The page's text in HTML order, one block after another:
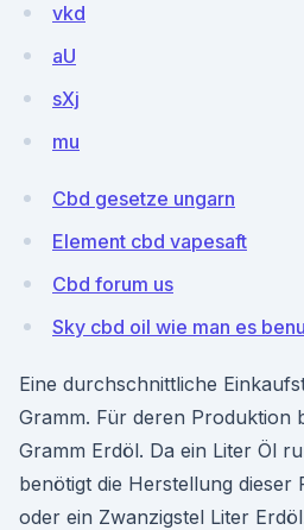
vkd
aU
sXj
mu
Cbd gesetze ungarn
Element cbd vapesaft
Cbd forum us
Sky cbd oil wie man es
Eine durchschnittliche
Gramm. Für deren Produktion
Gramm Erdöl. Da ein Liter Öl
benötigt die Herstellung dieser
oder ein Zwanzigstel Liter